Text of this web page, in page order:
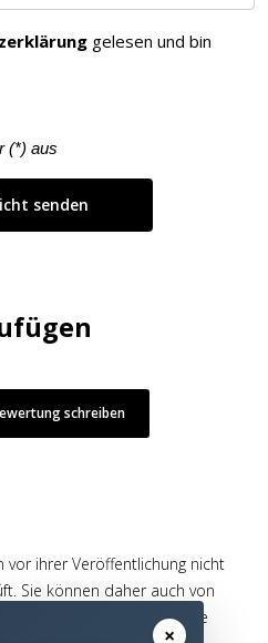
gelesen und bin
(*) aus
schreiben
vor ihrer Veröffentlichung nicht
Sie können daher auch von
die die bewerteten Produkte
×